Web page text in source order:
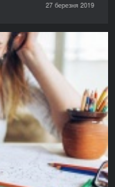
27 березня 2019